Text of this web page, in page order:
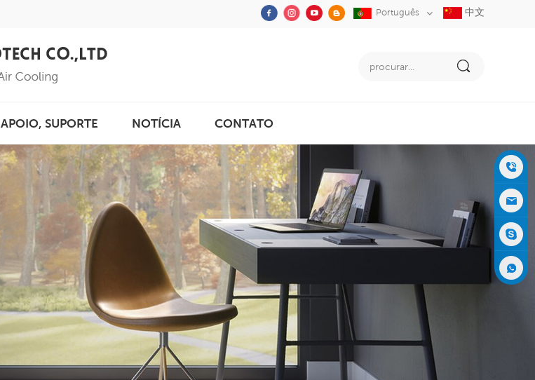
Português 中文
APOIO, SUPORTE NOTÍCIA CONTATO
+86-05
91-2353
3555
siboly@s
iboly.co
evaporat